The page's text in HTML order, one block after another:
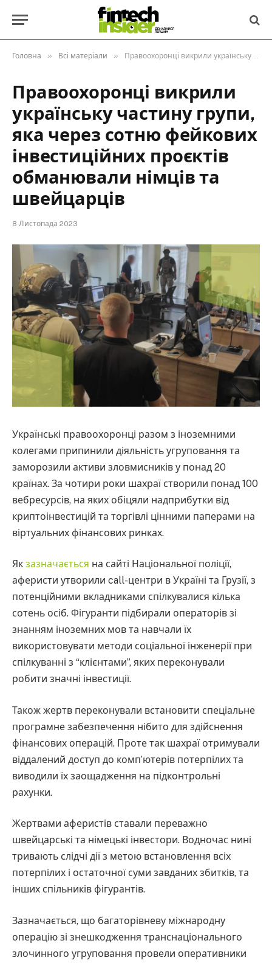
Головна » Всі матеріали » Правоохоронці викрили українську частину групи, яка через сотню фейкових інвестиційних проєктів обманювали німців та швейцарців
Правоохоронці викрили
українську частину групи,
яка через сотню фейкових
інвестиційних проєктів
обманювали німців та
швейцарців
8 Листопада 2023
Українські правоохоронці разом з іноземними
колегами припинили діяльність угруповання та
заморозили активи зловмисників у понад 20
країнах. За чотири роки шахраї створили понад 100
вебресурсів, на яких обіцяли надприбутки від
криптоінвестицій та торгівлі цінними паперами на
віртуальних фінансових ринках.
Як зазначається на сайті Національної поліції,
аферисти утворили call-центри в Україні та Грузії, з
потенційними вкладниками спілкувалися кілька
сотень осіб. Фігуранти підбирали операторів зі
знанням іноземних мов та навчали їх
використовувати методи соціальної інженерії при
спілкуванні з “клієнтами”, яких переконували
робити значні інвестиції.
Також жертв переконували встановити спеціальне
програмне забезпечення нібито для здійснення
фінансових операцій. Проте так шахраї отримували
віддалений доступ до комп’ютерів потерпілих та
виводили їх заощадження на підконтрольні
рахунки.
Жертвами аферистів ставали переважно
швейцарські та німецькі інвестори. Водночас нині
тривають слідчі дії з метою встановлення всіх
потерпілих і остаточної суми завданих збитків, та
інших спільників фігурантів.
Зазначається, що багаторівневу міжнародну
операцію зі знешкодження транснаціонального
злочинного угруповання провели оперативники